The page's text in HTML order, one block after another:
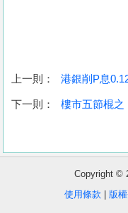
收
盤
上一則： 港銀削P息
下一則： 樓市五節棍之
Copyright ©
使用條款
版